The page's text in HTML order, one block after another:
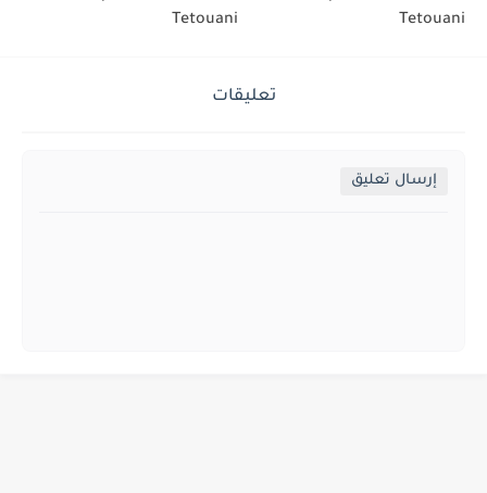
Tetouani
Tetouani
تعليقات
إرسال تعليق